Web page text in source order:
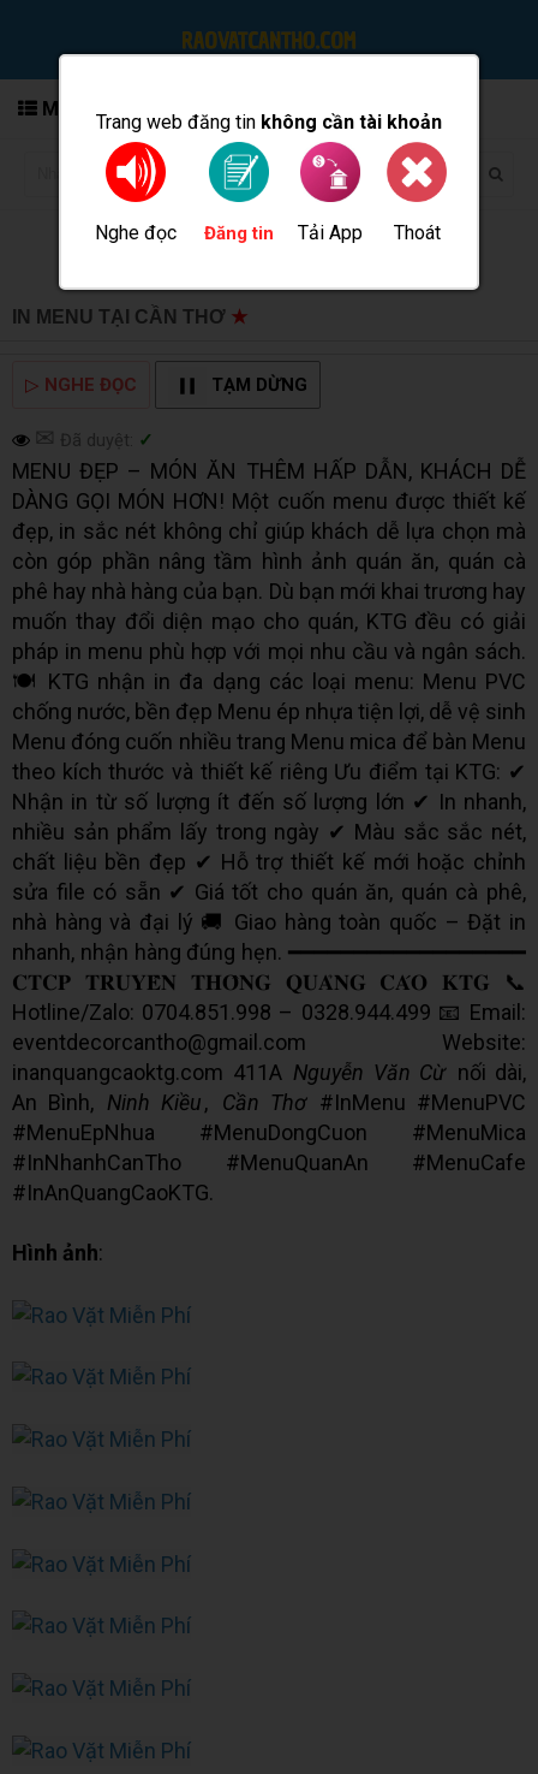
Trang web đăng tin không cần tài khoản
Nghe đọc Đăng tin Tải App Thoát
MENU
IN MENU TẠI CẦN THƠ ★
▷ NGHE ĐỌC TẠM DỪNG
✉ Đã duyệt: ✓
MENU ĐẸP – MÓN ĂN THÊM HẤP DẪN, KHÁCH DỄ
DÀNG GỌI MÓN HƠN! Một cuốn menu được thiết kế
đẹp, in sắc nét không chỉ giúp khách dễ lựa chọn mà
còn góp phần nâng tầm hình ảnh quán ăn, quán cà
phê hay nhà hàng của bạn. Dù bạn mới khai trương hay
muốn thay đổi diện mạo cho quán, KTG đều có giải
pháp in menu phù hợp với mọi nhu cầu và ngân sách.
🍽️ KTG nhận in đa dạng các loại menu: Menu PVC
chống nước, bền đẹp Menu ép nhựa tiện lợi, dễ vệ sinh
Menu đóng cuốn nhiều trang Menu mica để bàn Menu
theo kích thước và thiết kế riêng Ưu điểm tại KTG: ✔
Nhận in từ số lượng ít đến số lượng lớn ✔ In nhanh,
nhiều sản phẩm lấy trong ngày ✔ Màu sắc sắc nét,
chất liệu bền đẹp ✔ Hỗ trợ thiết kế mới hoặc chỉnh
sửa file có sẵn ✔ Giá tốt cho quán ăn, quán cà phê,
nhà hàng và đại lý 🚚 Giao hàng toàn quốc – Đặt in
nhanh, nhận hàng đúng hẹn. ━━━━━━━━━━━━━━━━━━
𝐂𝐓𝐂𝐏 𝐓𝐑𝐔𝐘𝐄̂̀𝐍 𝐓𝐇𝐎̂𝐍𝐆 𝐐𝐔𝐀̉𝐍𝐆 𝐂𝐀́𝐎 𝐊𝐓𝐆 📞
Hotline/Zalo: 0704.851.998 – 0328.944.499 📧 Email:
eventdecorcantho@gmail.com Website:
inanquangcaoktg.com 411A Nguyễn Văn Cừ nối dài,
An Bình, Ninh Kiều, Cần Thơ #InMenu #MenuPVC
#MenuEpNhua #MenuDongCuon #MenuMica
#InNhanhCanTho #MenuQuanAn #MenuCafe
#InAnQuangCaoKTG.
Hình ảnh: